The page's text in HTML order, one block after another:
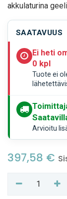
akkulaturina
SAATAVUUS
Ei heti
0 kpl
Tuote ei
Arvioitu
397,58 €